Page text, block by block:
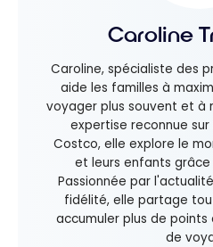
Caroline
Caroline, spécialiste des
aide les familles à
voyager plus souvent et à
expertise reconnue sur
Costco, elle explore le
et leurs enfants grâce
Passionnée par
fidélité, elle partage
accumuler plus de
de